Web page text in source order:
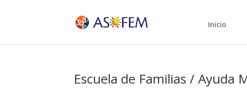
Inicio
Escuela de Familias / Ayuda